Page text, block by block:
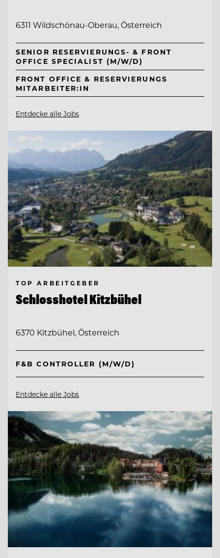
6311 Wildschönau-Oberau, Österreich
SENIOR RESERVIERUNGS- & FRONT
OFFICE SPECIALIST (M/W/D)
FRONT OFFICE & RESERVIERUNGS
MITARBEITER:IN
Entdecke alle Jobs
TOP ARBEITGEBER
Schlosshotel Kitzbühel
6370 Kitzbühel, Österreich
F&B CONTROLLER (M/W/D)
Entdecke alle Jobs